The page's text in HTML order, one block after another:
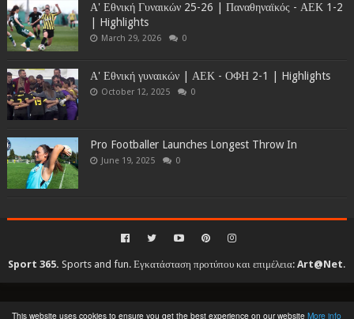
This website uses cookies to ensure you get the best experience on our website More info
Α' Εθνική Γυναικών 25-26 | Παναθηναϊκός - ΑΕΚ 1-2
| Highlights
March 29, 2026 0
Α' Εθνική γυναικών | ΑΕΚ - ΟΦΗ 2-1 | Highlights
October 12, 2025 0
Pro Footballer Launches Longest Throw In
June 19, 2025 0
Sport 365. Sports and fun. Εγκατάσταση προτύπου και επιμέλεια:Art@Net.